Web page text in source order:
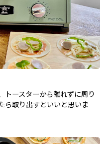
トースターから離れずに周り
ら取り出すといいと思いま